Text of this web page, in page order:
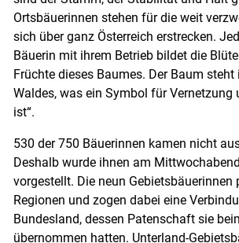
Ortsbäuerinnen stehen für die weit
sich über ganz Österreich erstrecken.
Bäuerin mit ihrem Betrieb bildet die
Früchte dieses Baumes. Der Baum
Waldes, was ein Symbol für Vernetzung
ist“.
530 der 750 Bäuerinnen kamen nicht
Deshalb wurde ihnen am
vorgestellt. Die neun Gebietsbäuerinnen
Regionen und zogen dabei eine
Bundesland, dessen Patenschaft sie
übernommen hatten. Unterland-